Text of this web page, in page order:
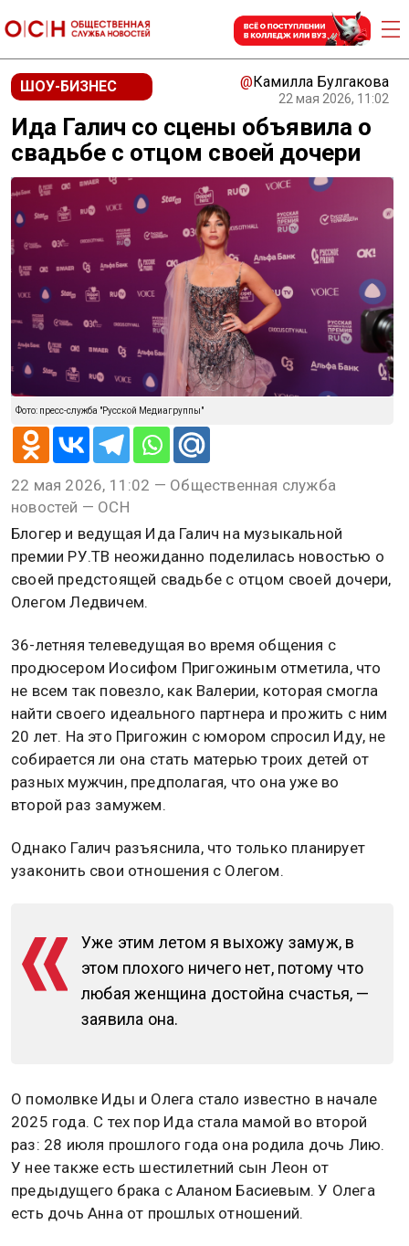
ШОУ-БИЗНЕС @Камилла Булгакова
22 мая 2026, 11:02
Ида Галич со сцены объявила о
свадьбе с отцом своей дочери
Фото: пресс-служба "Русской Медиагруппы"
22 мая 2026, 11:02 — Общественная служба
новостей — ОСН
Блогер и ведущая Ида Галич на музыкальной
премии РУ.ТВ неожиданно поделилась новостью о
своей предстоящей свадьбе с отцом своей дочери,
Олегом Ледвичем.
36-летняя телеведущая во время общения с
продюсером Иосифом Пригожиным отметила, что
не всем так повезло, как Валерии, которая смогла
найти своего идеального партнера и прожить с ним
20 лет. На это Пригожин с юмором спросил Иду, не
собирается ли она стать матерью троих детей от
разных мужчин, предполагая, что она уже во
второй раз замужем.
Однако Галич разъяснила, что только планирует
узаконить свои отношения с Олегом.
Уже этим летом я выхожу замуж, в
этом плохого ничего нет, потому что
любая женщина достойна счастья, —
заявила она.
О помолвке Иды и Олега стало известно в начале
2025 года. С тех пор Ида стала мамой во второй
раз: 28 июля прошлого года она родила дочь Лию.
У нее также есть шестилетний сын Леон от
предыдущего брака с Аланом Басиевым. У Олега
есть дочь Анна от прошлых отношений.